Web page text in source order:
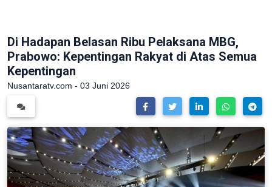
Di Hadapan Belasan Ribu Pelaksana MBG,
Prabowo: Kepentingan Rakyat di Atas Semua
Kepentingan
Nusantaratv.com - 03 Juni 2026